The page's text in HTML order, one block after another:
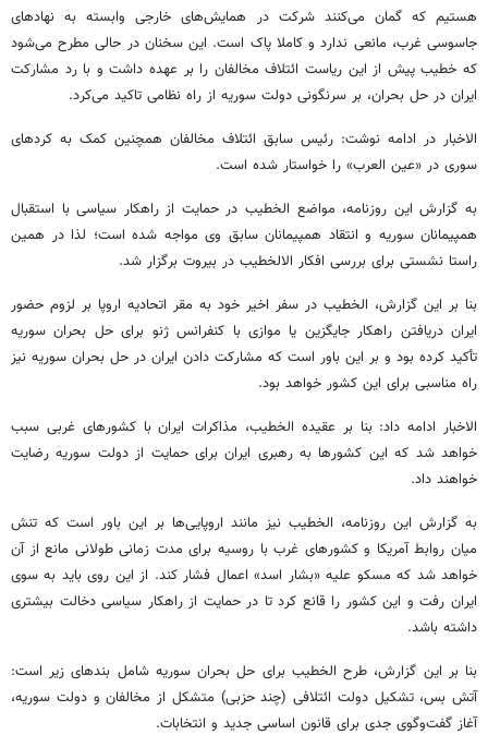
هستیم که گمان می‌کنند شرکت در همایش‌های خارجی وابسته به نهادهای
جاسوسی غرب، مانعی ندارد و کاملا پاک است. این سخنان در حالی مطرح می‌شود
که خطیب پیش از این ریاست ائتلاف مخالفان را بر عهده داشت و با رد مشارکت
ایران در حل بحران، بر سرنگونی دولت سوریه از راه نظامی تاکید می‌کرد.
الاخبار در ادامه نوشت: رئیس سابق ائتلاف مخالفان همچنین کمک به کردهای
سوری در «عین العرب» را خواستار شده است.
به گزارش این روزنامه، مواضع الخطیب در حمایت از راهکار سیاسی با استقبال
همپیمانان سوریه و انتقاد همپیمانان سابق وی مواجه شده است؛ لذا در همین
راستا نشستی برای بررسی افکار الالخطیب در بیروت برگزار شد.
بنا بر این گزارش، الخطیب در سفر اخیر خود به مقر اتحادیه اروپا بر لزوم حضور
ایران دریافتن راهکار جایگزین یا موازی با کنفرانس ژنو برای حل بحران سوریه
تأکید کرده بود و بر این باور است که مشارکت دادن ایران در حل بحران سوریه نیز
راه مناسبی برای این کشور خواهد بود.
الاخبار ادامه داد: بنا بر عقیده الخطیب، مذاکرات ایران با کشورهای غربی سبب
خواهد شد که این کشورها به رهبری ایران برای حمایت از دولت سوریه رضایت
خواهند داد.
به گزارش این روزنامه، الخطیب نیز مانند اروپایی‌ها بر این باور است که تنش
میان روابط آمریکا و کشورهای غرب با روسیه برای مدت زمانی طولانی مانع از آن
خواهد شد که مسکو علیه «بشار اسد» اعمال فشار کند. از این روی باید به سوی
ایران رفت و این کشور را قانع کرد تا در حمایت از راهکار سیاسی دخالت بیشتری
داشته باشد.
بنا بر این گزارش، طرح الخطیب برای حل بحران سوریه شامل بندهای زیر است:
آتش بس، تشکیل دولت ائتلافی (چند حزبی) متشکل از مخالفان و دولت سوریه،
آغاز گفت‌وگوی جدی برای قانون اساسی جدید و انتخابات.